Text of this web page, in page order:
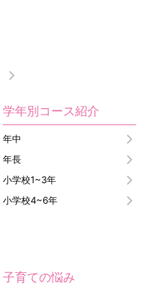
学年別コース紹介
年中
年長
小学校1~3年
小学校4~6年
子育ての悩み